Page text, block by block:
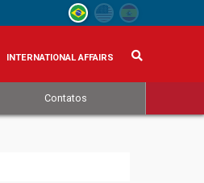
INTERNATIONAL AFFAIRS
Contatos